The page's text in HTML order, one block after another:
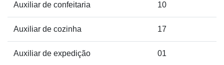
Auxiliar de confeitaria 10
Auxiliar de cozinha 17
Auxiliar de expedição 01